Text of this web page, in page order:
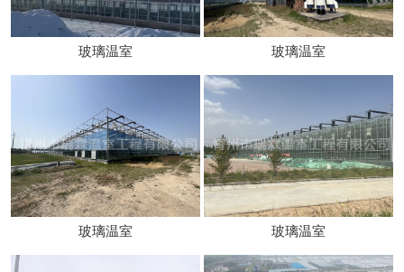
玻璃温室 玻璃温室
玻璃温室 玻璃温室